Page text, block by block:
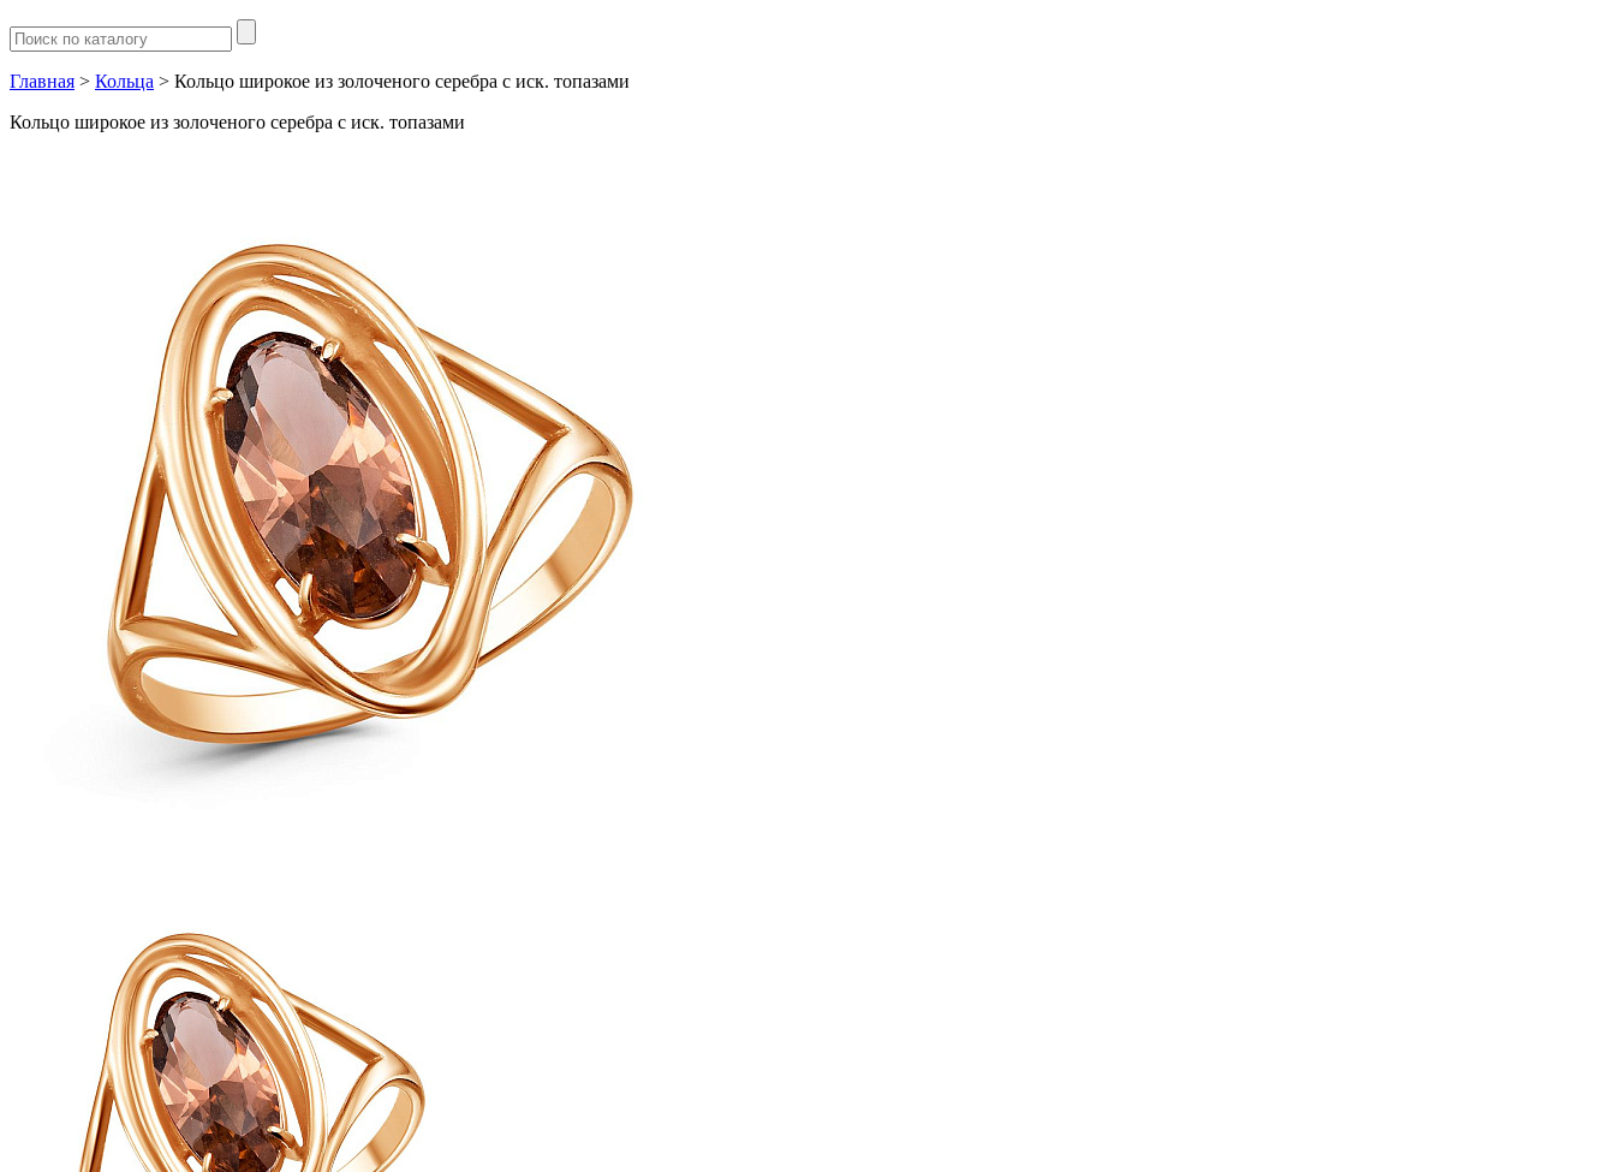
Главная > Кольца > Кольцо широкое из золоченого серебра с иск. топазами
Кольцо широкое из золоченого серебра с иск. топазами